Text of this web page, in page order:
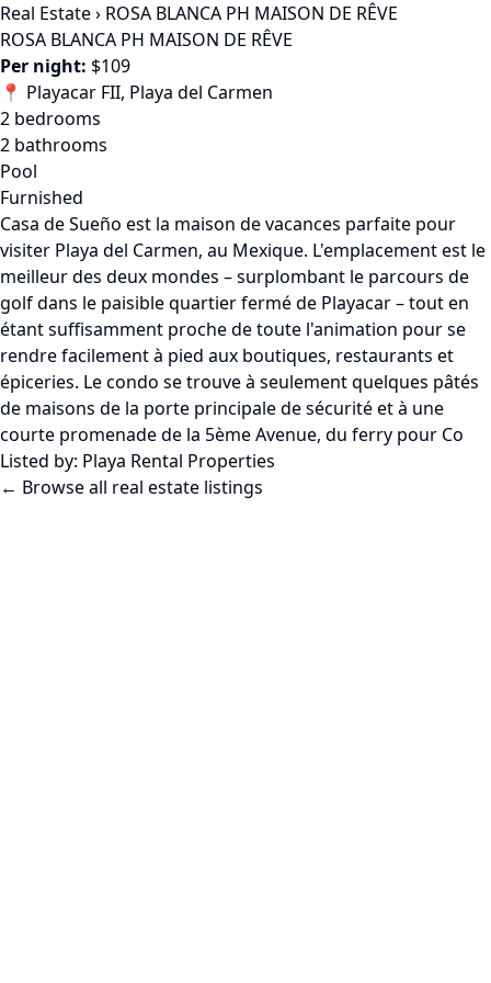
Real Estate› ROSA BLANCA PH MAISON DE RÊVE
ROSA BLANCA PH MAISON DE RÊVE
Per night: $109
📍 Playacar FII, Playa del Carmen
2 bedrooms
2 bathrooms
Pool
Furnished
Casa de Sueño est la maison de vacances parfaite pour
visiter Playa del Carmen, au Mexique. L'emplacement est le
meilleur des deux mondes – surplombant le parcours de
golf dans le paisible quartier fermé de Playacar – tout en
étant suffisamment proche de toute l'animation pour se
rendre facilement à pied aux boutiques, restaurants et
épiceries. Le condo se trouve à seulement quelques pâtés
de maisons de la porte principale de sécurité et à une
courte promenade de la 5ème Avenue, du ferry pour Co
Listed by: Playa Rental Properties
← Browse all real estate listings